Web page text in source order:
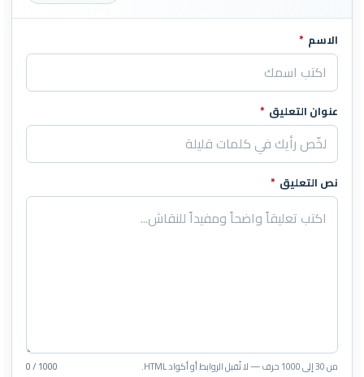
اترك هذا الحقل فارغاً
الاسم *
عنوان التعليق *
نص التعليق *
من 30 إلى 1000 حرف — لا تُقبل الروابط أو أكواد HTML. 0 / 1000